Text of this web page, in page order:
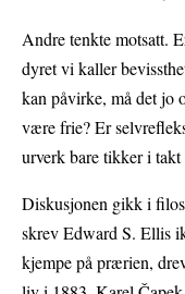
Andre tenkte motsatt.
dyret vi kaller
kan påvirke, må det jo
være frie? Er
urverk bare tikker i
Diskusjonen gikk i
skrev Edward S. Ellis
kjempe på prærien,